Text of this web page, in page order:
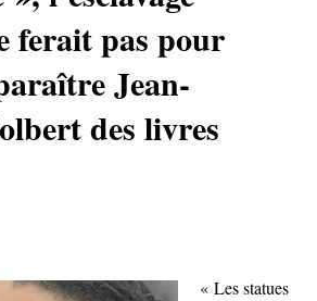
ferait pas pour
Jean-
des livres
« Les statues